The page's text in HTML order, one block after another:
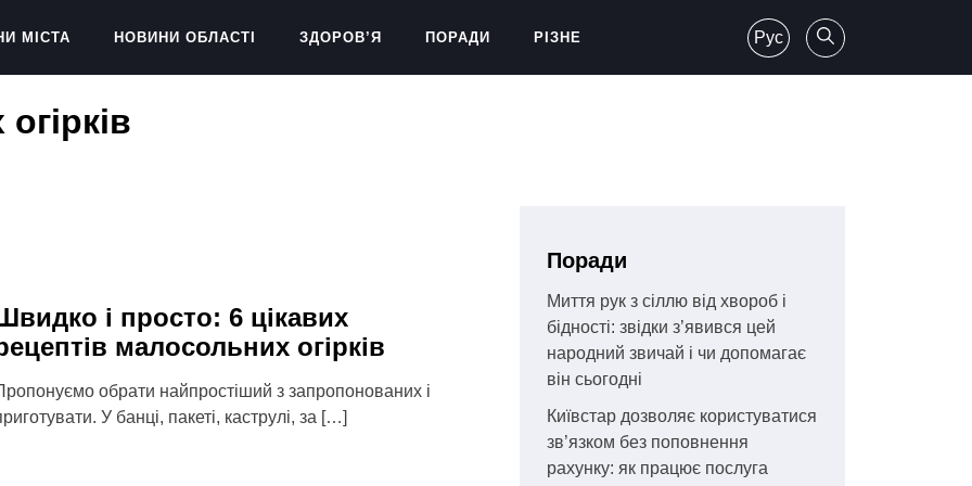
МІСТА НОВИНИ ОБЛАСТІ ЗДОРОВ’Я ПОРАДИ РІЗНЕ Рус
і просто: 6 цікавих
малосольних огірків
обрати найпростіший з запропонованих і
У банці, пакеті, каструлі, за […]
Поради
Миття рук з сіллю від хвороб і
бідності: звідки з’явився цей
народний звичай і чи допомагає
він сьогодні
Київстар дозволяє користуватися
зв’язком без поповнення
рахунку: як працює послуга